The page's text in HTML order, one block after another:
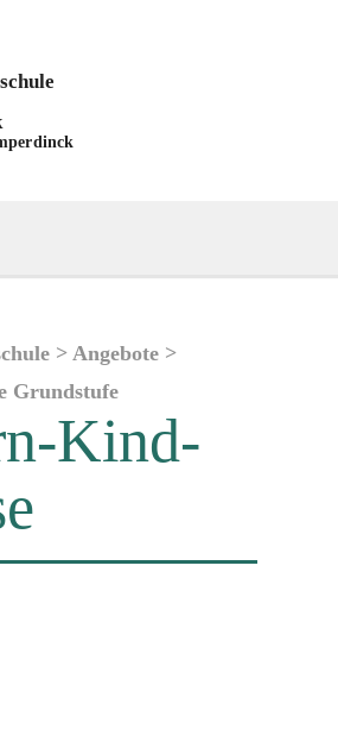
> Angebote >
Grundstufe
Kind-